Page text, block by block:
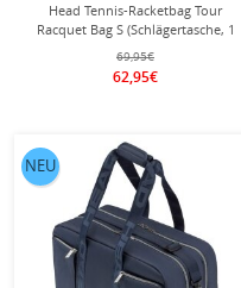
Head Tennis-Racketbag Tour
Racquet Bag S (Schlägertasche, 1
Hauptfach) 2026 grün 3er
69,95€
62,95€
NEU